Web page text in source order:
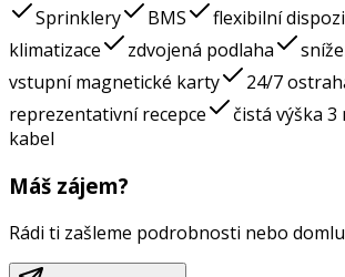
Sprinklery
BMS
flexibilní
klimatizace
zdvojená podlaha
vstupní magnetické karty
24/7
reprezentativní recepce
čistá výška 3
kabel
Máš zájem?
Rádi ti zašleme podrobnosti nebo